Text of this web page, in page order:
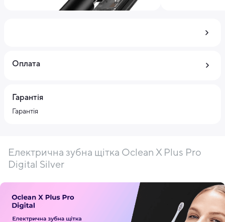
Оплата
Гарантія
Гарантія
Електрична зубна щітка Oclean X Plus Pro
Digital Silver